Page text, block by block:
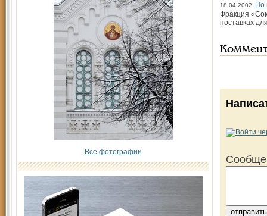
Все фотографии
18.04.2002
По
Фракция
поставках